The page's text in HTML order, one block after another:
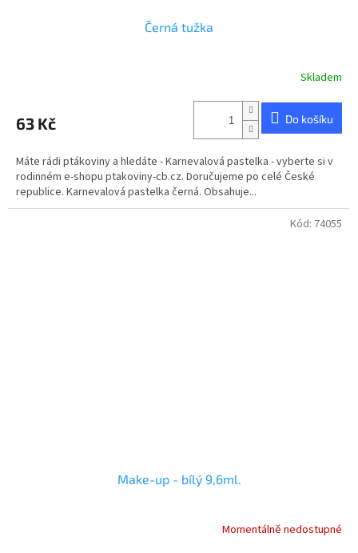
Černá tužka
Skladem
63 Kč Do košíku
Máte rádi ptákoviny a hledáte - Karnevalová pastelka - vyberte si v
rodinném e-shopu ptakoviny-cb.cz. Doručujeme po celé České
republice. Karnevalová pastelka černá. Obsahuje...
Make-up - bílý 9,6ml.
Momentálně nedostupné
Kód: 74055